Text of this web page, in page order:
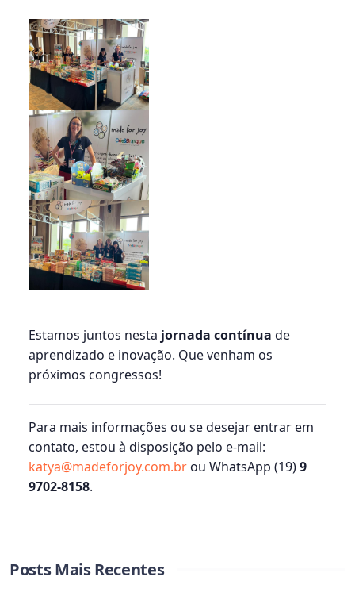
Estamos juntos nesta jornada contínua de
aprendizado e inovação. Que venham os
próximos congressos!
Para mais informações ou se desejar entrar em
contato, estou à disposição pelo e-mail:
katya@madeforjoy.com.brou WhatsApp (19)9
9702-8158.
Posts Mais Recentes